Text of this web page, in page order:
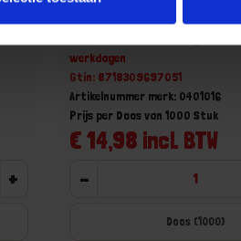
+
werkdagen
Gtin: 8718309697051
Artikelnummer merk: 0401016
€ 14,98 incl. BTW
Prijs per Doos van 1000 Stuk
-
Doos (1000)